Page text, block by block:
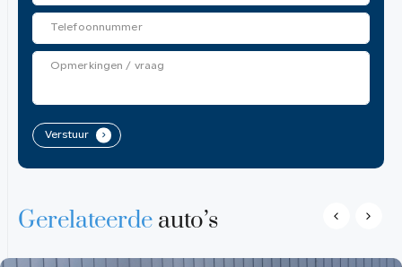
Verstuur .
Gerelateerde auto’s